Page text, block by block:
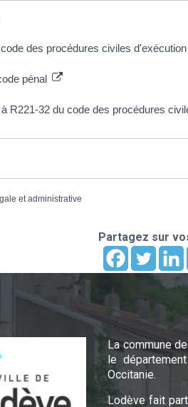
des procédures civiles d'exécution
pénal
R221-32 du code des procédures
et administrative
Partagez sur
La commune
le
Occitanie.
Lodève fait